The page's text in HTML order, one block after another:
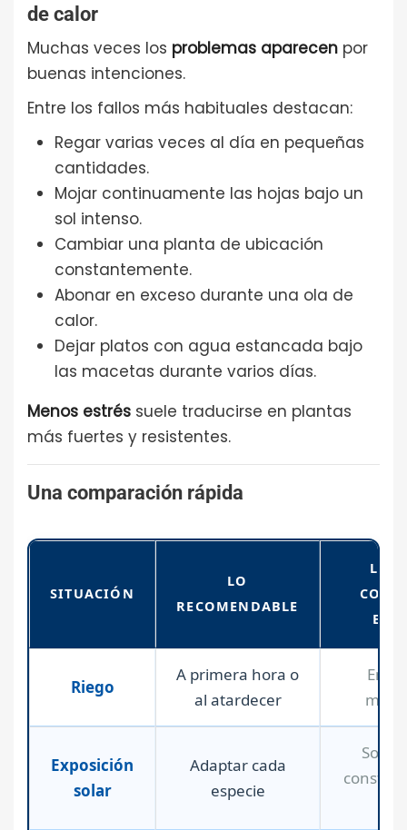
de calor
Muchas veces los problemas aparecen por
buenas intenciones.
Entre los fallos más habituales destacan:
Regar varias veces al día en pequeñas
cantidades.
Mojar continuamente las hojas bajo un
sol intenso.
Cambiar una planta de ubicación
constantemente.
Abonar en exceso durante una ola de
calor.
Dejar platos con agua estancada bajo
las macetas durante varios días.
Menos estrés suele traducirse en plantas
más fuertes y resistentes.
Una comparación rápida
SITUACIÓN
LO
RECOMENDABLE
LO
Riego
A primera hora o
al atardecer
En
Exposición
solar
Adaptar cada
especie
Sol